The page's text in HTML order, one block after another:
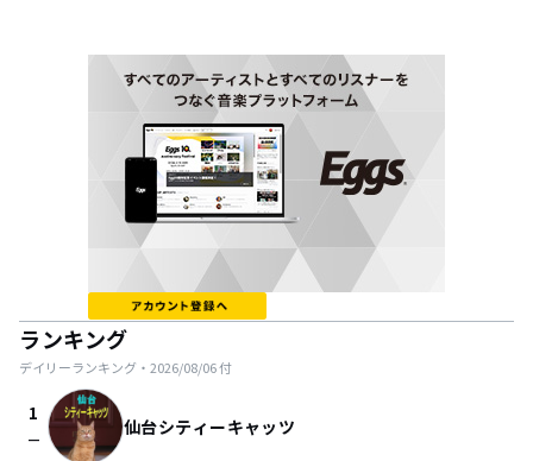
ランキング
デイリーランキング・ 2026/08/06付
1
check_indeterminate_small 仙台シティーキャッツ